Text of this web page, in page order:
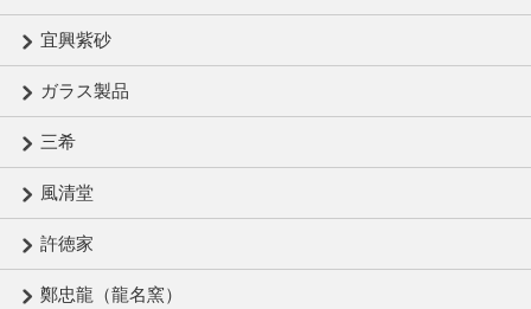
宜興紫砂
ガラス製品
三希
風清堂
許徳家
鄭忠龍（龍名窯）